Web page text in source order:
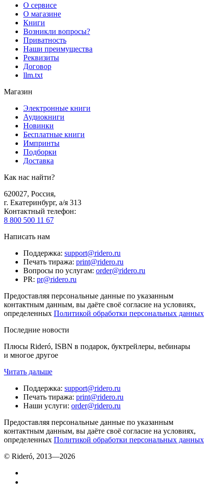
О сервисе
О магазине
Книги
Возникли вопросы?
Приватность
Наши преимущества
Реквизиты
Договор
llm.txt
Магазин
Электронные книги
Аудиокниги
Новинки
Бесплатные книги
Импринты
Подборки
Доставка
Как нас найти?
620027, Россия,
г. Екатеринбург, а/я 313
Контактный телефон:
8 800 500 11 67
Написать нам
Поддержка: support@ridero.ru
Печать тиража: print@ridero.ru
Вопросы по услугам: order@ridero.ru
PR: pr@ridero.ru
Предоставляя персональные данные по указанным
контактным данным, вы даёте своё согласие на условиях,
определенных Политикой обработки персональных данных
Последние новости
Плюсы Rideró, ISBN в подарок, буктрейлеры, вебинары
и многое другое
Читать дальше
Поддержка: support@ridero.ru
Печать тиража: print@ridero.ru
Наши услуги: order@ridero.ru
Предоставляя персональные данные по указанным
контактным данным, вы даёте своё согласие на условиях,
определенных Политикой обработки персональных данных
© Rideró, 2013—2026